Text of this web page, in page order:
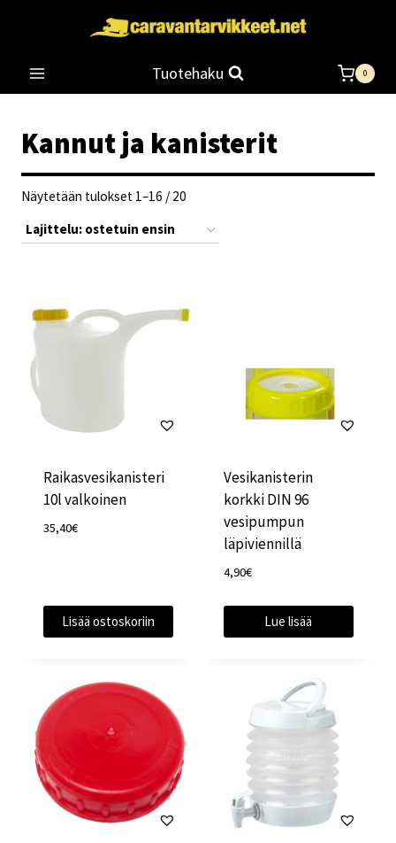
Tuotehaku 0
Kannut ja kanisterit
Näytetään tulokset 1–16 / 20
Raikasvesikanisteri
10l valkoinen
35,40€
Lisää ostoskoriin
Vesikanisterin
korkki DIN 96
vesipumpun
läpiviennillä
4,90€
Lue lisää